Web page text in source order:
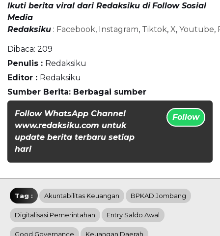
Ikuti berita viral dari Redaksiku di Follow Sosial
Media
Redaksiku : Facebook, Instagram, Tiktok, X, Youtube,
Dibaca: 209
Penulis : Redaksiku
Editor : Redaksiku
Sumber Berita: Berbagai sumber
Follow WhatsApp Channel
www.redaksiku.com untuk
update berita terbaru setiap
hari
Follow
Tag : Akuntabilitas Keuangan BPKAD Jombang
Digitalisasi Pemerintahan Entry Saldo Awal
Good Governance Keuangan Daerah